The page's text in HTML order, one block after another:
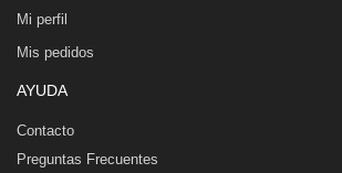
Mi perfil
Mis pedidos
AYUDA
Contacto
Preguntas Frecuentes